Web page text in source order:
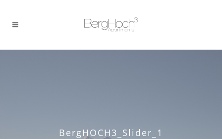
BergHOCH3_Slider_1